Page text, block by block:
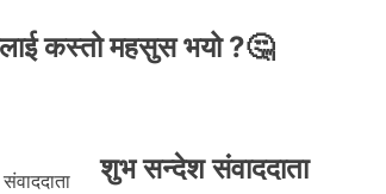
कस्तो महसुस भयो ?🤔
शुभ सन्देश संवाददाता